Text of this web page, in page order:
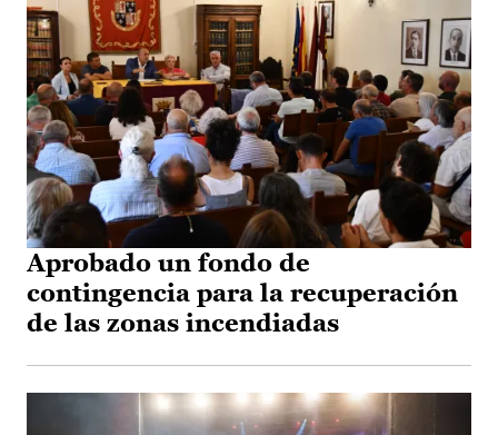
Aprobado un fondo de
contingencia para la recuperación
de las zonas incendiadas